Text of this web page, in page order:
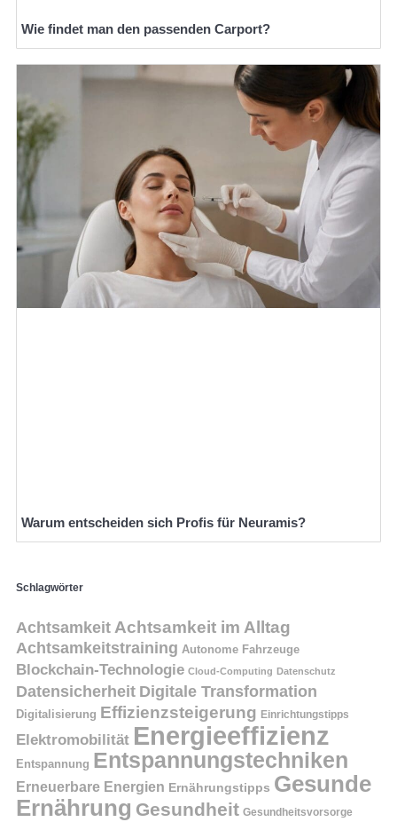
Wie findet man den passenden Carport?
Warum entscheiden sich Profis für Neuramis?
Schlagwörter
AchtsamkeitAchtsamkeit im Alltag
Achtsamkeitstraining Autonome Fahrzeuge
Blockchain-Technologie Cloud-Computing Datenschutz
Datensicherheit Digitale Transformation
Digitalisierung Effizienzsteigerung Einrichtungstipps
Elektromobilität Energieeffizienz
Entspannung Entspannungstechniken
Erneuerbare Energien Ernährungstipps Gesunde
Ernährung Gesundheit Gesundheitsvorsorge